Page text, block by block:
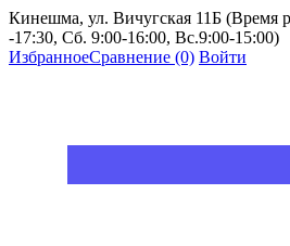
Кинешма, ул. Вичугская 11Б (Время
-17:30, Сб. 9:00-16:00, Вс.9:00-15:00)
ИзбранноеСравнение (0) Войти